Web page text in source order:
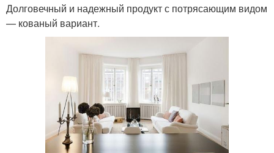
Долговечный и надежный продукт с потрясающим видом
— кованый вариант.